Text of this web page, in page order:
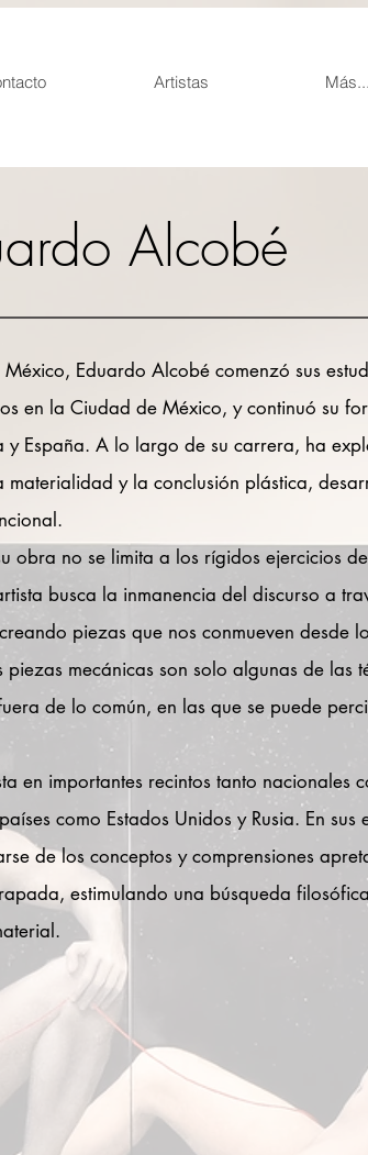
Artistas Más...
Alcobé
Eduardo Alcobé comenzó sus
en la Ciudad de México, y continuó su
y España. A lo largo de su carrera, ha
materialidad y la conclusión plástica,
obra no se limita a los rígidos ejercicios
busca la inmanencia del discurso a
piezas que nos conmueven desde
mecánicas son solo algunas de las
de lo común, en las que se puede
en importantes recintos tanto nacionales
como Estados Unidos y Rusia. En sus
de los conceptos y comprensiones
estimulando una búsqueda